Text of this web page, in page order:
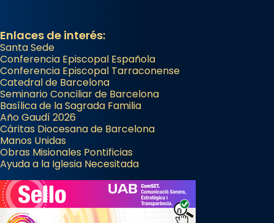
Enlaces de interés:
Santa Sede
Conferencia Episcopal Española
Conferencia Episcopal Tarraconense
Catedral de Barcelona
Seminario Conciliar de Barcelona
Basílica de la Sagrada Familia
Año Gaudí 2026
Cáritas Diocesana de Barcelona
Manos Unidas
Obras Misionales Pontificias
Ayuda a la Iglesia Necesitada